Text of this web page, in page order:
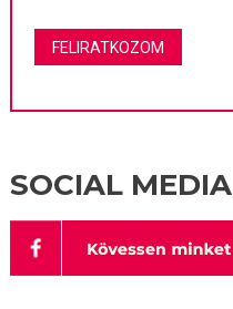
SOCIAL MEDIA